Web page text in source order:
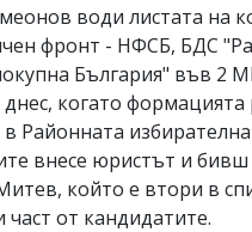
води листата на
фронт - НФСБ, БДС
България" във 2
днес, когато формацията
в Районната
внесе юристът и бивш
който е втори в
част от кандидатите.